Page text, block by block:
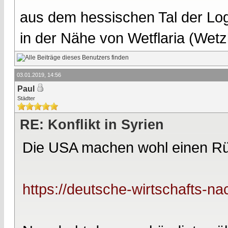
aus dem hessischen Tal der
in der Nähe von Wetflaria
03.01.2019, 14:56
Paul
Städter
RE: Konflikt in Syrien
Die USA machen wohl einen
https://deutsche-wirtschafts-